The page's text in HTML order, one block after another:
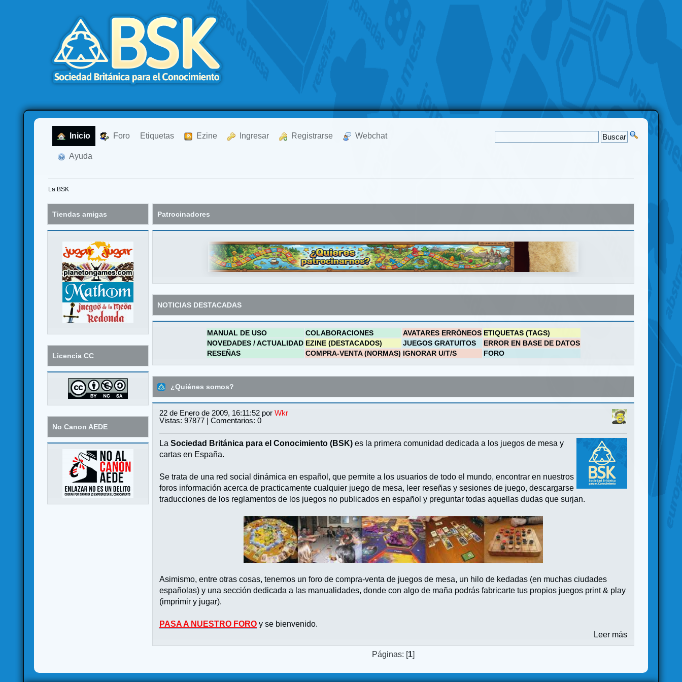
Inicio Foro Etiquetas Ezine Ingresar Registrarse Webchat
Ayuda
La BSK
Tiendas amigas
Licencia CC
No Canon AEDE
Patrocinadores
NOTICIAS DESTACADAS
MANUAL DE USO COLABORACIONES AVATARES ERRÓNEOS ETIQUETAS (TAGS)
NOVEDADES / ACTUALIDAD EZINE (DESTACADOS) JUEGOS GRATUITOS
ERROR EN BASE DE DATOS
RESEÑAS
COMPRA-VENTA (NORMAS) IGNORAR U/T/S FORO
¿Quiénes somos?
22 de Enero de 2009, 16:11:52 por Wkr
Vistas: 97877 | Comentarios: 0
La Sociedad Británica para el Conocimiento (BSK) es la primera comunidad dedicada a los juegos de mesa y
cartas en España.
Se trata de una red social dinámica en español, que permite a los usuarios de todo el mundo, encontrar en nuestros
foros información acerca de practicamente cualquier juego de mesa, leer reseñas y sesiones de juego, descargarse
traducciones de los reglamentos de los juegos no publicados en español y preguntar todas aquellas dudas que surjan.
Asimismo, entre otras cosas, tenemos un foro de compra-venta de juegos de mesa, un hilo de kedadas (en muchas ciudades
españolas) y una sección dedicada a las manualidades, donde con algo de maña podrás fabricarte tus propios juegos print & play
(imprimir y jugar).
PASA A NUESTRO FORO y se bienvenido.
Leer más
Páginas: [1]